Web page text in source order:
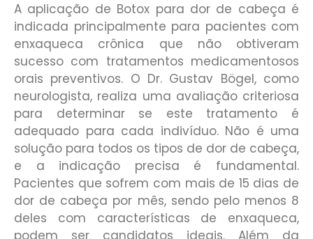
A aplicação de Botox para dor de cabeça é
indicada principalmente para pacientes com
enxaqueca crônica que não obtiveram
sucesso com tratamentos medicamentosos
orais preventivos. O Dr. Gustav Bögel, como
neurologista, realiza uma avaliação criteriosa
para determinar se este tratamento é
adequado para cada indivíduo. Não é uma
solução para todos os tipos de dor de cabeça,
e a indicação precisa é fundamental.
Pacientes que sofrem com mais de 15 dias de
dor de cabeça por mês, sendo pelo menos 8
deles com características de enxaqueca,
podem ser candidatos ideais. Além da